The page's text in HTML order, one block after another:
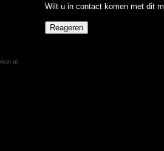
Wilt u in contact komen met dit